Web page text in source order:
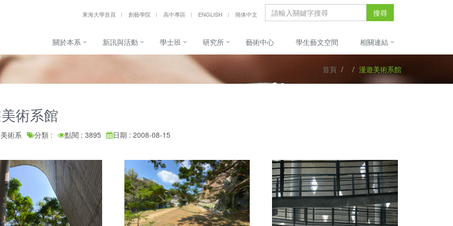
東海大學首頁 創藝學院 高中專區 ENGLISH 簡体中文 搜尋
關於本系 新訊與活動 學士班 研究所 藝術中心 學生藝文空間 相關連結
首頁 漫遊美術系館
術系館
術系 分類 : 點閱 : 3895 日期 : 2008-08-15